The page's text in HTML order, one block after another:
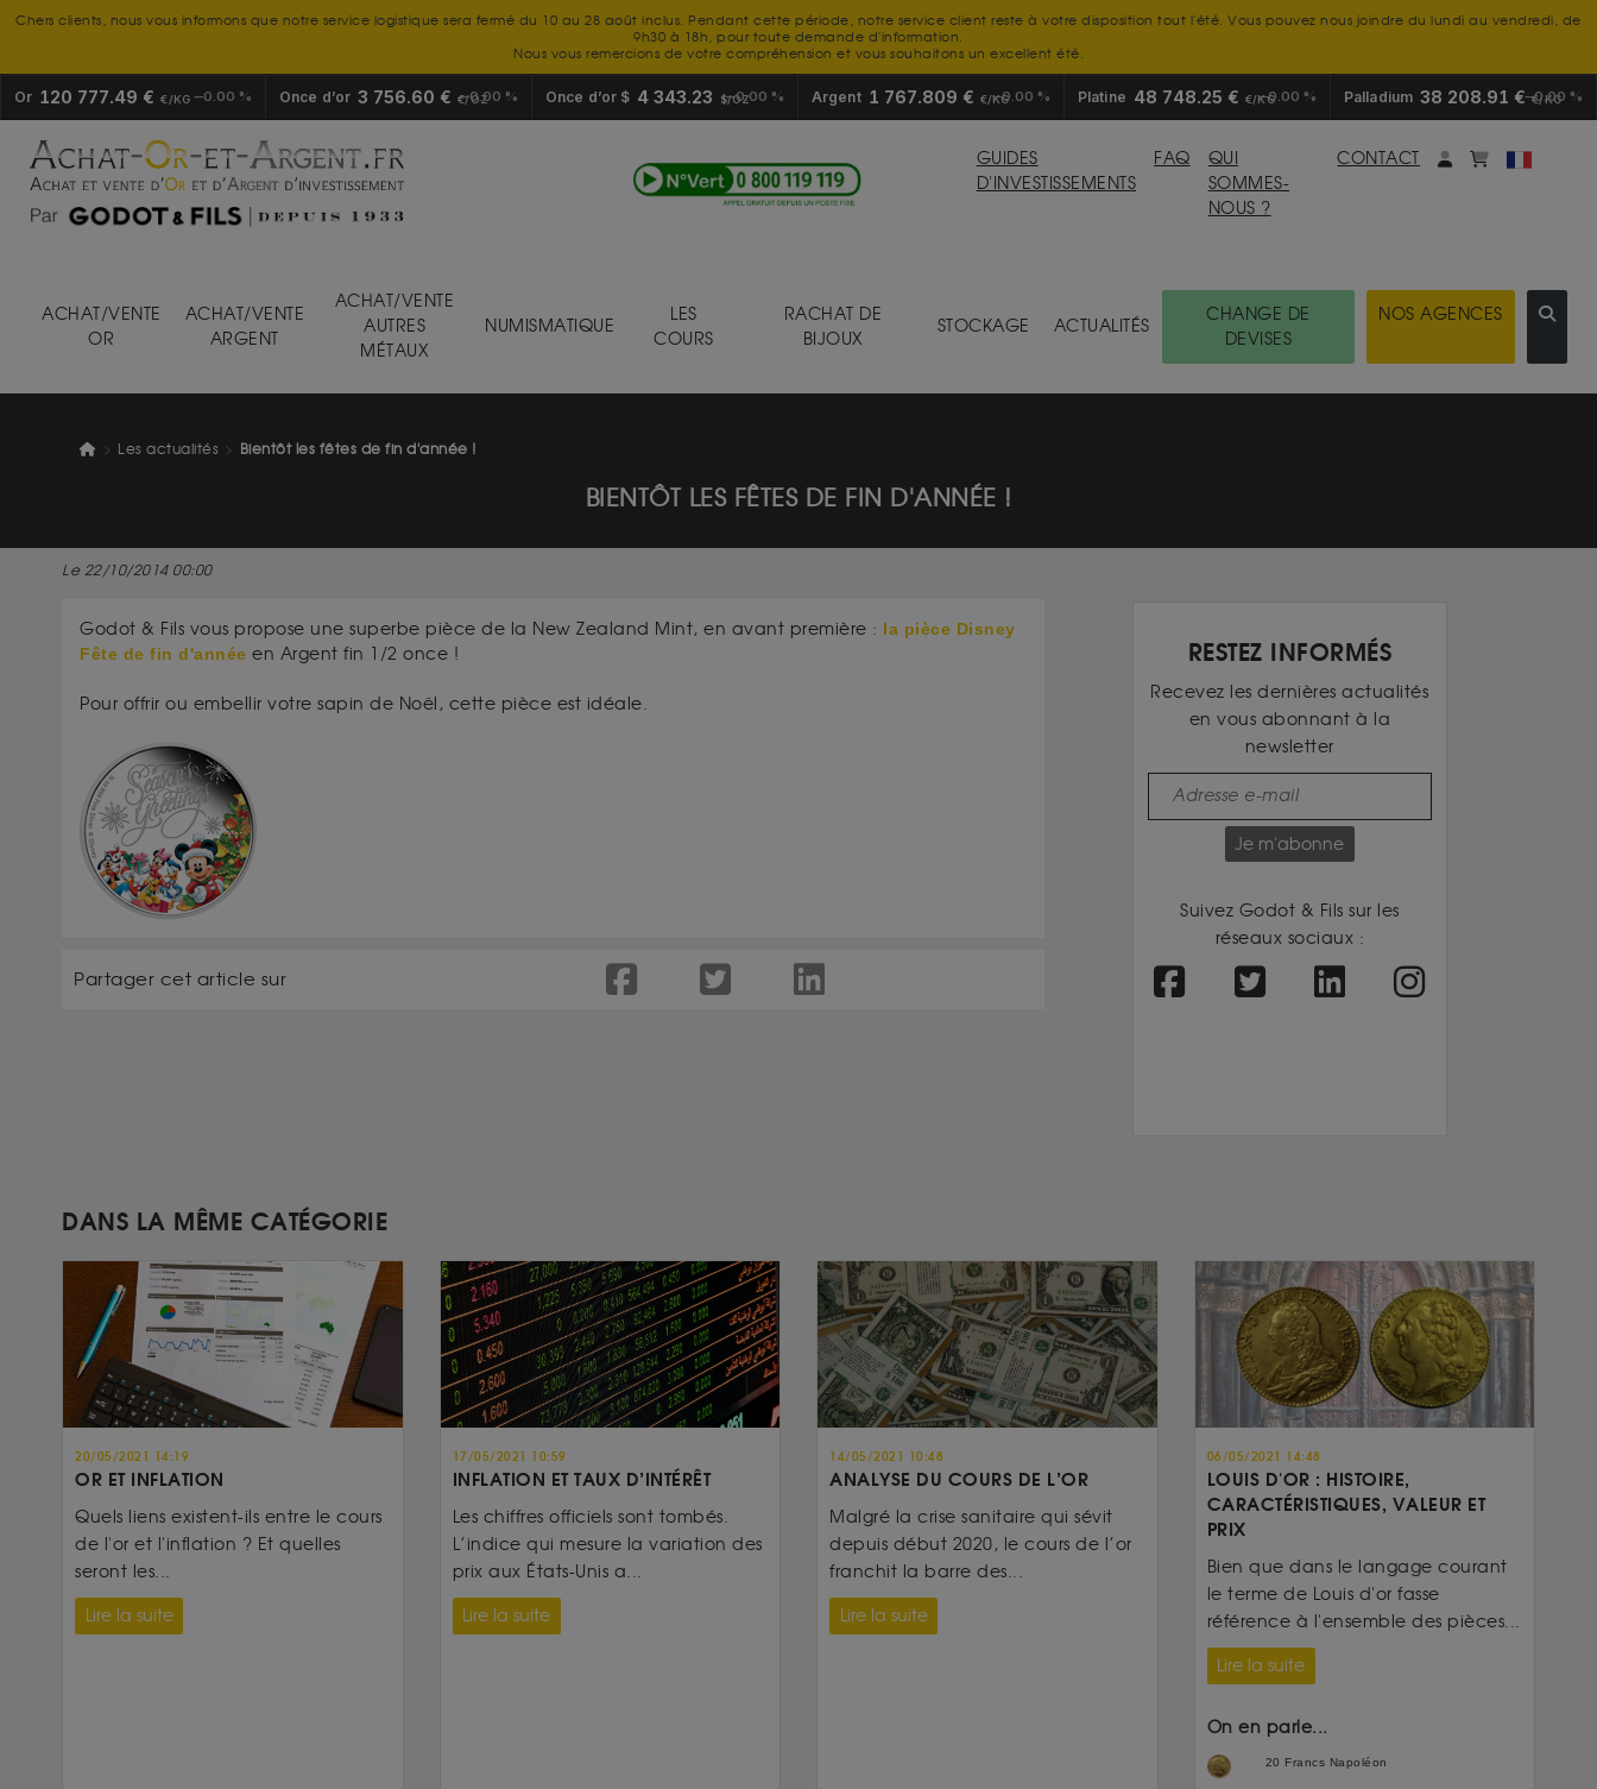
Chers clients, nous vous informons que notre service logistique sera fermé du 10 au 28 août inclus. Pendant cette période, notre service client reste à votre disposition tout l'été. Vous pouvez nous joindre du lundi au vendredi, de
9h30 à 18h, pour toute demande d'information.
Nous vous remercions de votre compréhension et vous souhaitons un excellent été.
Or 120 777.49 € €/KG 0.00 % Once d’or 3 756.60 € €/OZ
0.00 % Once d’or $ 4 343.23 $/OZ0.00 % Argent 1 767.809 € €/KG0.00 % Platine 48 748.25 € €/KG0.00 % Palladium 38 208.91 €€/KG
0.00 %
GUIDES
D'INVESTISSEMENTS
FAQ
QUI
SOMMES-
NOUS ?
CONTACT Mon compte
monpanier
ACHAT/VENTE
OR
ACHAT/VENTE
ARGENT
ACHAT/VENTE
AUTRES
MÉTAUX
NUMISMATIQUE
LES
COURS
RACHAT DE
BIJOUX
STOCKAGE ACTUALITÉS
CHANGE DE
DEVISES
NOS AGENCES
Les actualités Bientôt les fêtes de fin d'année !
BIENTÔT LES FÊTES DE FIN D'ANNÉE !
Le 22/10/2014 00:00
Godot & Fils vous propose une superbe pièce de la New Zealand Mint, en avant première : la pièce Disney
Fête de fin d'année en Argent fin 1/2 once !
Pour offrir ou embellir votre sapin de Noël, cette pièce est idéale.
Partager cet article sur
RESTEZ INFORMÉS
Recevez les dernières actualités
en vous abonnant à la
newsletter
Je m'abonne
Suivez Godot & Fils sur les
réseaux sociaux :
DANS LA MÊME CATÉGORIE
20/05/2021 14:19
OR ET INFLATION
Quels liens existent-ils entre le cours
de l'or et l'inflation ? Et quelles
seront les...
Lire la suite
17/05/2021 10:59
INFLATION ET TAUX D’INTÉRÊT
Les chiffres officiels sont tombés.
L’indice qui mesure la variation des
prix aux États-Unis a...
Lire la suite
14/05/2021 10:48
ANALYSE DU COURS DE L’OR
Malgré la crise sanitaire qui sévit
depuis début 2020, le cours de l’or
franchit la barre des...
Lire la suite
06/05/2021 14:48
LOUIS D'OR : HISTOIRE,
CARACTÉRISTIQUES, VALEUR ET
PRIX
Bien que dans le langage courant
le terme de Louis d'or fasse
référence à l'ensemble des pièces...
Lire la suite
On en parle...
20 Francs Napoléon